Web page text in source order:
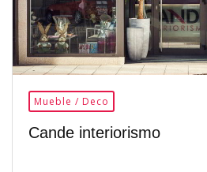
Mueble / Deco
Cande interiorismo